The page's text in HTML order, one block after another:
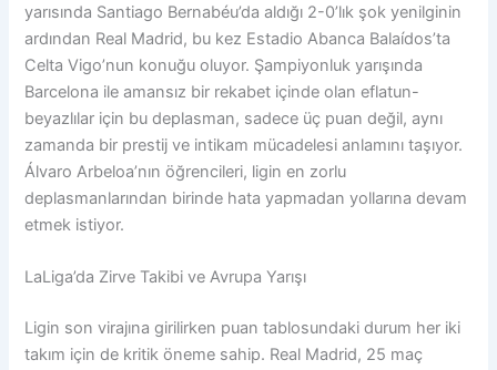
yarısında Santiago Bernabéu’da aldığı 2-0’lık şok yenilginin
ardından Real Madrid, bu kez Estadio Abanca Balaídos’ta
Celta Vigo’nun konuğu oluyor. Şampiyonluk yarışında
Barcelona ile amansız bir rekabet içinde olan eflatun-
beyazlılar için bu deplasman, sadece üç puan değil, aynı
zamanda bir prestij ve intikam mücadelesi anlamını taşıyor.
Álvaro Arbeloa’nın öğrencileri, ligin en zorlu
deplasmanlarından birinde hata yapmadan yollarına devam
etmek istiyor.
LaLiga’da Zirve Takibi ve Avrupa Yarışı
Ligin son virajına girilirken puan tablosundaki durum her iki
takım için de kritik öneme sahip. Real Madrid, 25 maç